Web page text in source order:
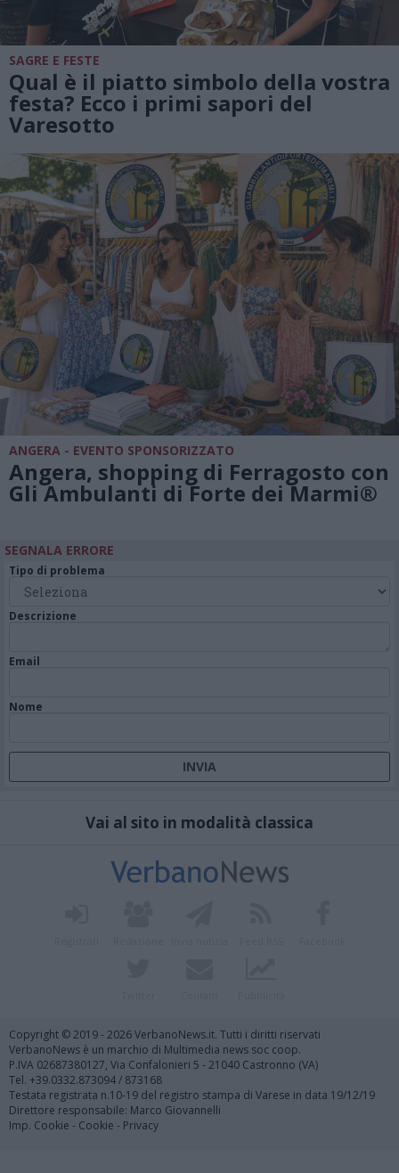
SAGRE E FESTE
Qual è il piatto simbolo della vostra
festa? Ecco i primi sapori del
Varesotto
ANGERA - EVENTO SPONSORIZZATO
Angera, shopping di Ferragosto con
Gli Ambulanti di Forte dei Marmi®
SEGNALA ERRORE
Tipo di problema
Descrizione
Email
Nome
Vai al sito in modalità classica
Copyright © 2019 - 2026 VerbanoNews.it. Tutti i diritti riservati
VerbanoNews è un marchio di Multimedia news soc coop.
P.IVA 02687380127, Via Confalonieri 5 - 21040 Castronno (VA)
Tel. +39.0332.873094 / 873168
Testata registrata n.10-19 del registro stampa di Varese in data 19/12/19
Direttore responsabile: Marco Giovannelli
Imp. Cookie - Cookie - Privacy